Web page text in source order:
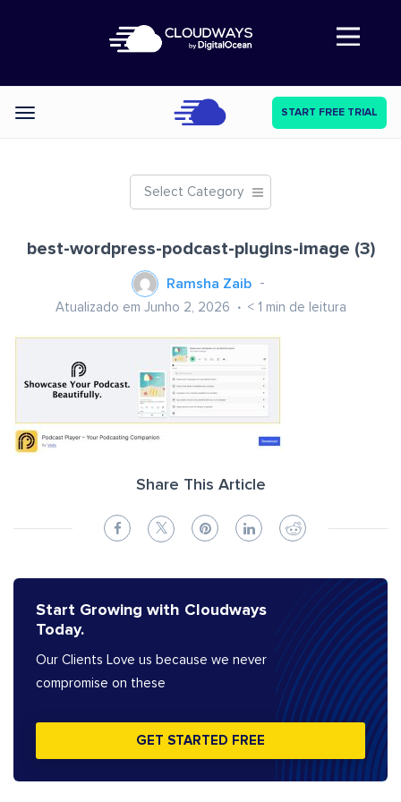
Abre a navegação
Categories START FREE TRIAL
Select Category
best-wordpress-podcast-plugins-image (3)
Ramsha Zaib
Atualizado em Junho 2, 2026 < 1 min de leitura
Share This Article
Start Growing with Cloudways
Today.
Our Clients Love us because we never
compromise on these
GET STARTED FREE